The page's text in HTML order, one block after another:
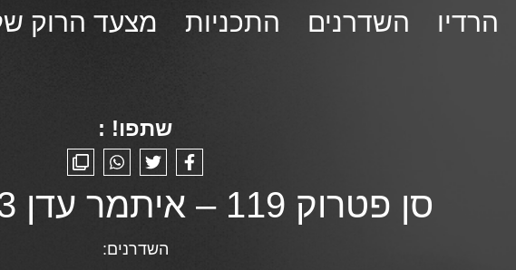
הרדיו השדרנים התכניות מצעד הרוק
שתפו! :
סן פטרוק 119 – איתמר עדן 27/03/2023
השדרנים: